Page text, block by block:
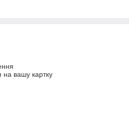
на вашу картку